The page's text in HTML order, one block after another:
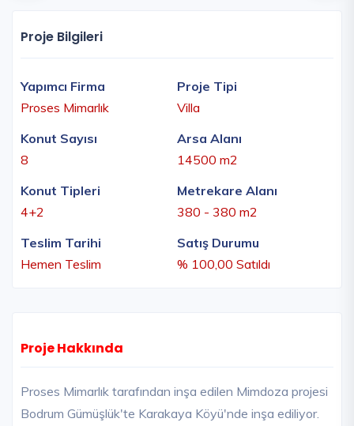
Proje Bilgileri
Yapımcı Firma
Proses Mimarlık
Proje Tipi
Villa
Konut Sayısı
8
Arsa Alanı
14500 m2
Konut Tipleri
4+2
Metrekare Alanı
380 - 380 m2
Teslim Tarihi
Hemen Teslim
Satış Durumu
% 100,00 Satıldı
Proje Hakkında
Proses Mimarlık tarafından inşa edilen Mimdoza projesi
Bodrum Gümüşlük'te Karakaya Köyü'nde inşa ediliyor.